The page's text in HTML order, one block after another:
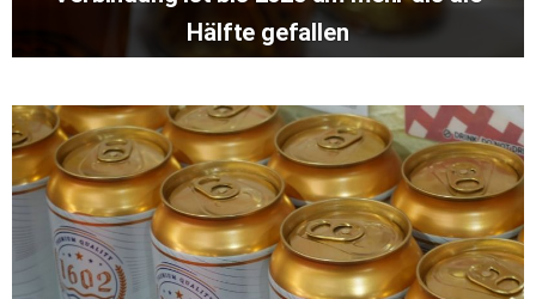
Hälfte gefallen